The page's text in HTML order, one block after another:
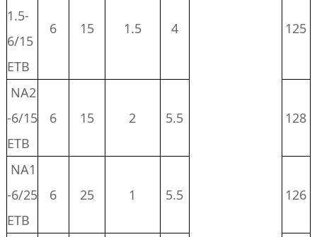
1.5-
6/15
ETB
6 15 1.5 4 125
NA2
-6/15
ETB
6 15 2 5.5 128
NA1
-6/25
ETB
6 25 1 5.5 126